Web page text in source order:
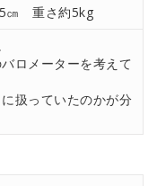
㎝ 重さ約5kg
ロメーターを考えて
扱っていたのかが分